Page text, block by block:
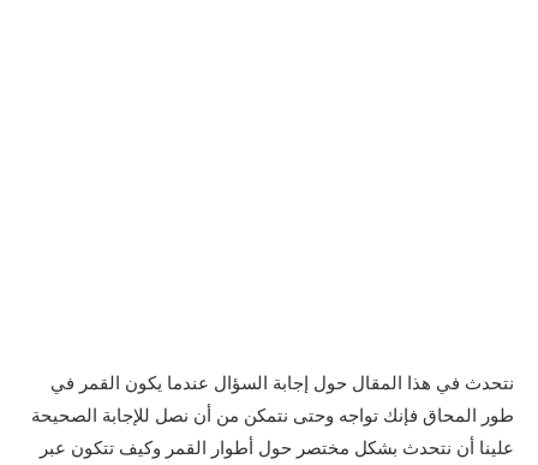
نتحدث في هذا المقال حول إجابة السؤال عندما يكون القمر في
طور المحاق فإنك تواجه وحتى نتمكن من أن نصل للإجابة الصحيحة
علينا أن نتحدث بشكل مختصر حول أطوار القمر وكيف تتكون عبر